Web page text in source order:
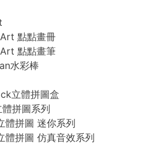
點點畫冊
點點畫筆
水彩棒
立體拼圖盒
拼圖系列
體拼圖 迷你系列
體拼圖 仿真音效系列